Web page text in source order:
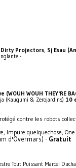
Projectors, Sj Esau
-
WOUH THEY'RE
(Kaugumi & Zerojardins) 10
contre les robots
Impure quelquechose,
d'Overmars) - Gratuit
Tout Puissant Marcel